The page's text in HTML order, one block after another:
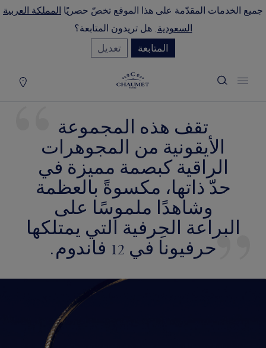
جميع الخدمات المقدّمة على هذا الموقع تخصّ حصريًا المملكة العربية
السعودية. هل تريدون المتابعة؟
المتابعة تعديل
تقف هذه المجموعة
الأيقونية من المجوهرات
الراقية كبصمة مميزة في
حدّ ذاتها، مكسوةً بالعظمة
وشاهدًا ملموسًا على
البراعة الحِرفية التي يمتلكها
حرفيونا في 12 فاندوم.
YOUR CART IS EMPTY